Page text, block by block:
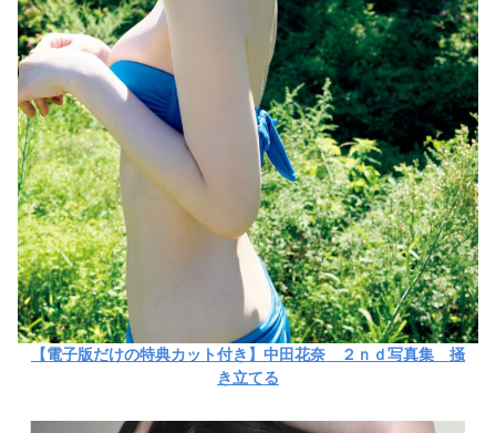
【電子版だけの特典カット付き】中田花奈 ２ｎｄ写真集 掻
き立てる